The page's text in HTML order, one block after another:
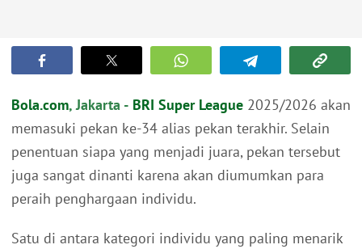
Bola.com, Jakarta - BRI Super League 2025/2026 akan
memasuki pekan ke-34 alias pekan terakhir. Selain
penentuan siapa yang menjadi juara, pekan tersebut
juga sangat dinanti karena akan diumumkan para
peraih penghargaan individu.
Satu di antara kategori individu yang paling menarik